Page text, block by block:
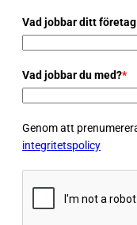
Vad jobbar ditt
Vad jobbar du med?*
Genom att
integritetspolicy